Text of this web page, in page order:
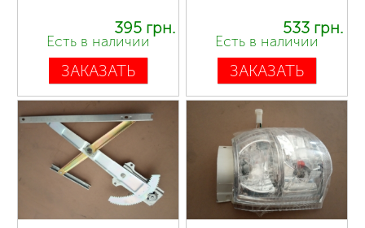
395 грн.
Есть в наличии
ЗАКАЗАТЬ
533 грн.
Есть в наличии
ЗАКАЗАТЬ